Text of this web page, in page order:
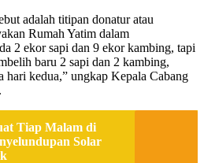
adalah titipan donatur atau
Rumah Yatim dalam
2 ekor sapi dan 9 ekor kambing, tapi
baru 2 sapi dan 2 kambing,
hari kedua,” ungkap Kepala Cabang
Tiap Malam di
Solar